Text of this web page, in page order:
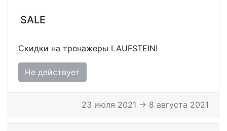
SALE
Скидки на тренажеры LAUFSTEIN!
Не действует
23 июля 2021 → 8 августа 2021